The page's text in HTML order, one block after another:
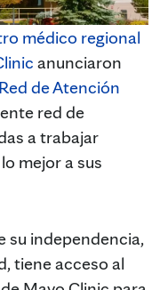
médico regional
anunciaron
Red de Atención
red de
a trabajar
mejor a sus
su independencia,
tiene acceso al